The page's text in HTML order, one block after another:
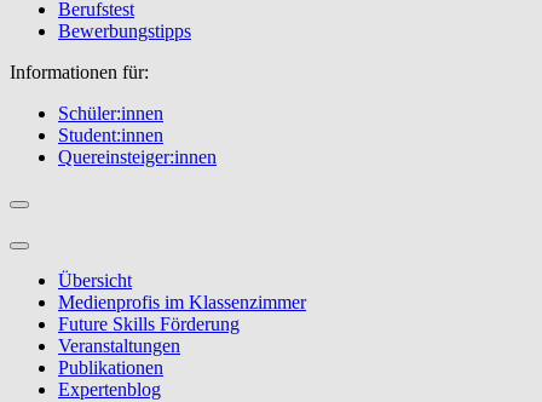
Berufstest
Bewerbungstipps
Informationen für:
Schüler:innen
Student:innen
Quereinsteiger:innen
Übersicht
Medienprofis im Klassenzimmer
Future Skills Förderung
Veranstaltungen
Publikationen
Expertenblog